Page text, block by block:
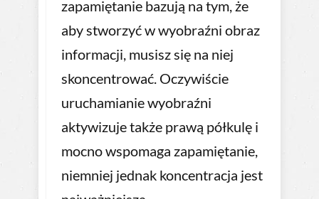
zapamiętanie bazują na tym, że
aby stworzyć w wyobraźni obraz
informacji, musisz się na niej
skoncentrować. Oczywiście
uruchamianie wyobraźni
aktywizuje także prawą półkulę i
mocno wspomaga zapamiętanie,
niemniej jednak koncentracja jest